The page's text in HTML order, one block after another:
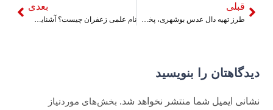
قبلی
طرز تهیه دال عدس بوشهری، پخت دال عدس به روش جنوبی
بعدی
نام علمی زعفران چیست؟ آشنایی با نام‌های زعفران در زبان و فرهنگ‌های مختلف
دیدگاهتان را بنویسید
نشانی ایمیل شما منتشر نخواهد شد. بخش‌های موردنیاز